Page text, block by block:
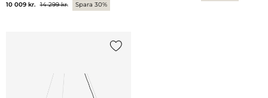
10 009 kr. 14 299 kr. Spara 30%